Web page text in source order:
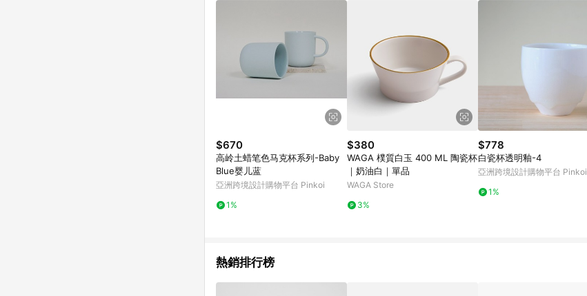
$670
高岭土蜡笔色马克杯系列-Baby
Blue婴儿蓝
亞洲跨境設計購物平台 Pinkoi
1%
$380
WAGA 樸質白玉 400 ML 陶瓷杯
｜奶油白｜單品
WAGA Store
3%
$778
白瓷杯透明釉-4
亞洲跨境設計購物平台 Pinkoi
1%
熱銷排行榜